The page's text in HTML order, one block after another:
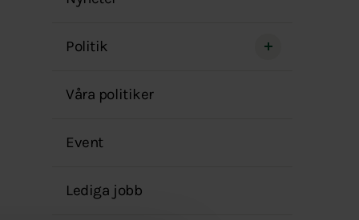
menyn
Politik
Våra politiker
Event
Lediga jobb